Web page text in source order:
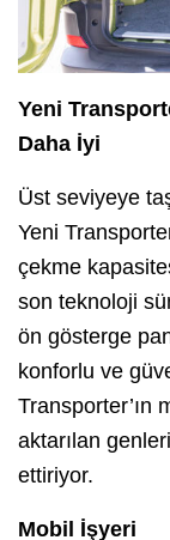
Yeni
Daha İyi
Üst seviyeye
Yeni
çekme
son teknoloji
ön gösterge
konforlu ve
Transporter’ın
aktarılan
ettiriyor.
Mobil İşyeri